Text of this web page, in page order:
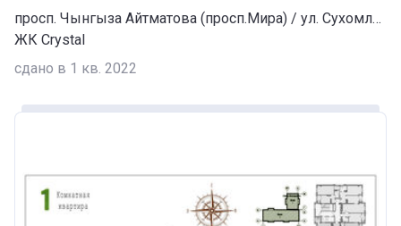
просп. Чынгыза Айтматова (просп.Мира) / ул. Сухомлинова
ЖК Crystal
сдано в 1 кв. 2022